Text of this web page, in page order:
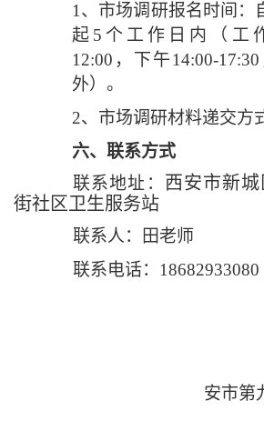
1、市场调研报名时间：
起5个工作日内（工
12:00，下午14:00-
外）。
2、市场调研材料递交方
六、联系方式
联系地址：
西安市新
街社区卫生服务站
联系人：田老师
联系电话： 18682933080
安市第